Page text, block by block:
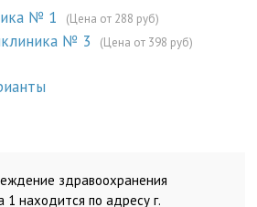
№ 1 (Цена от 288 руб)
№ 3 (Цена от 398 руб)
здравоохранения
1 находится по адресу г.